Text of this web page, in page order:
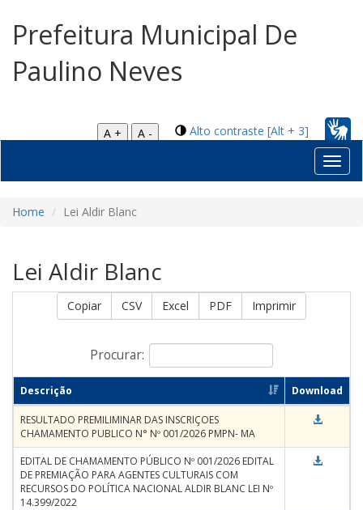
Prefeitura Municipal De
Paulino Neves
Alto contraste [Alt + 3]
A +
A -
Home Lei Aldir Blanc
Lei Aldir Blanc
Copiar CSV Excel PDF Imprimir
Procurar:
Descrição Download
RESULTADO PREMILIMINAR DAS INSCRIÇOES
CHAMAMENTO PUBLICO N° Nº 001/2026 PMPN- MA
EDITAL DE CHAMAMENTO PÚBLICO Nº 001/2026 EDITAL
DE PREMIAÇÃO PARA AGENTES CULTURAIS COM
RECURSOS DO POLÍTICA NACIONAL ALDIR BLANC LEI Nº
14.399/2022